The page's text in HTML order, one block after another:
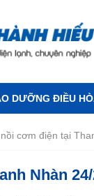
DƯỠNG ĐIỀU
cơm điện tại
Nhàn